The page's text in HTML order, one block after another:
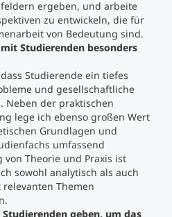
ergeben, und arbeite
zu entwickeln, die für
von Bedeutung sind.
Studierenden besonders
Studierende ein tiefes
und gesellschaftliche
Neben der praktischen
lege ich ebenso großen Wert
Grundlagen und
umfassend
Theorie und Praxis ist
sowohl analytisch als auch
Themen
geben, um das